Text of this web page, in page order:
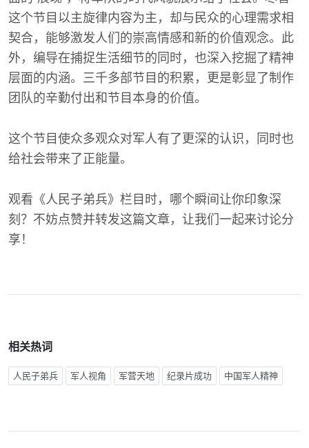
这个节目以主旋律内容为主，却与民众的心理需求相
契合，能够激发人们的崇高情感和新的价值观念。此
外，编导在捕捉生活细节的同时，也深入挖掘了精神
层面的内涵。三千多部节目的积累，更是彰显了制作
团队的辛勤付出和节目本身的价值。
这个节目使众多观众对军人有了更深的认识，同时也
给社会带来了正能量。
观看《人民子弟兵》栏目时，哪个瞬间让你印象深
刻？不妨点赞并转发这篇文章，让我们一起来讨论分
享！
相关热词
人民子弟兵 军人视角 军营天地 纪录片成功 中国军人精神